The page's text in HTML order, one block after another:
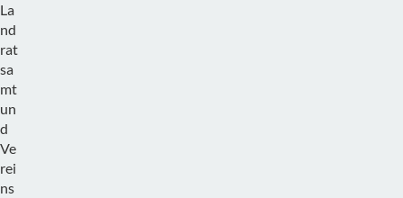
La
nd
rat
sa
mt
un
d
Ve
rei
ns